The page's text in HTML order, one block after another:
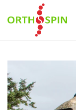
Skip to main